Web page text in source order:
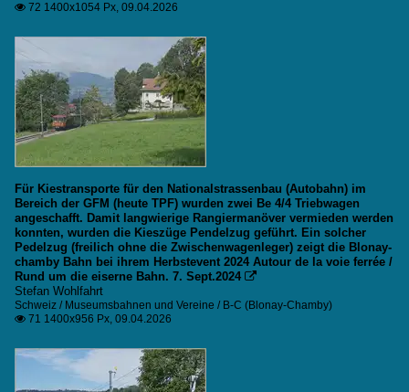
 72 1400x1054 Px, 09.04.2026
Für Kiestransporte für den Nationalstrassenbau (Autobahn) im
Bereich der GFM (heute TPF) wurden zwei Be 4/4 Triebwagen
angeschafft. Damit langwierige Rangiermanöver vermieden werden
konnten, wurden die Kieszüge Pendelzug geführt. Ein solcher
Pedelzug (freilich ohne die Zwischenwagenleger) zeigt die Blonay-
chamby Bahn bei ihrem Herbstevent 2024 Autour de la voie ferrée /
Rund um die eiserne Bahn. 7. Sept.2024

Stefan Wohlfahrt
Schweiz / Museumsbahnen und Vereine / B-C (Blonay-Chamby)
 71 1400x956 Px, 09.04.2026